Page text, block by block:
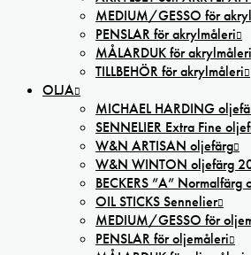
MEDIUM/GESSO för
PENSLAR för akrylmåleri
MÅLARDUK för akrylmåleri
TILLBEHÖR för akrylmåleri
OLJA
MICHAEL HARDING
SENNELIER Extra Fine
W&N ARTISAN oljefärg
W&N WINTON oljefärg
BECKERS ”A” Normalfärg
OIL STICKS Sennelier
MEDIUM/GESSO för
PENSLAR för oljemåleri